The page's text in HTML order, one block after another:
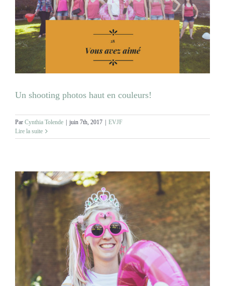
NOS ACTIVITES
CONTACT
Un shooting photos haut en couleurs!
Par Cynthia Tolende | juin 7th, 2017 | EVJF
Lire la suite